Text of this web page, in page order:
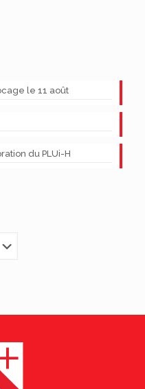
le 11 août
du PLUi-H